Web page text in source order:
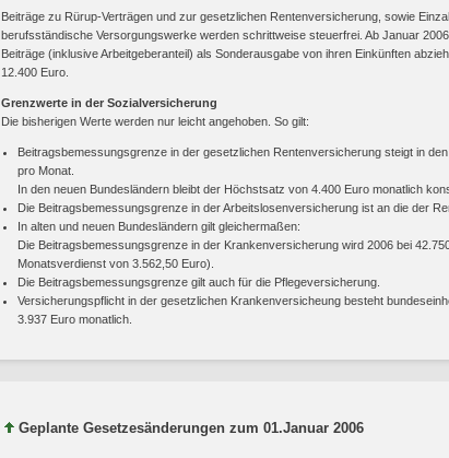
Beiträge zu Rürup-Verträgen und zur gesetzlichen Rentenversicherung, sowie
berufsständische Versorgungswerke werden schrittweise steuerfrei. Ab Januar
Beiträge (inklusive Arbeitgeberanteil) als Sonderausgabe von ihren Einkünften
12.400 Euro.
Grenzwerte in der Sozialversicherung
Die bisherigen Werte werden nur leicht angehoben. So gilt:
Beitragsbemessungsgrenze in der gesetzlichen Rentenversicherung steigt in
pro Monat.
In den neuen Bundesländern bleibt der Höchstsatz von 4.400 Euro monatlich
Die Beitragsbemessungsgrenze in der Arbeitslosenversicherung ist an die der
In alten und neuen Bundesländern gilt gleichermaßen:
Die Beitragsbemessungsgrenze in der Krankenversicherung wird 2006 bei
Monatsverdienst von 3.562,50 Euro).
Die Beitragsbemessungsgrenze gilt auch für die Pflegeversicherung.
Versicherungspflicht in der gesetzlichen Krankenversicheung besteht
3.937 Euro monatlich.
Geplante Gesetzesänderungen zum 01.Januar 2006